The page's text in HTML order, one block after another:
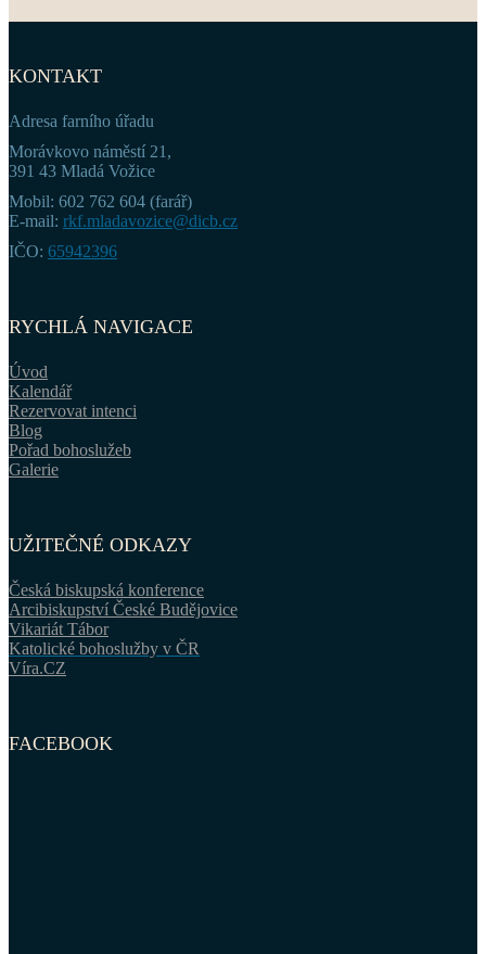
KONTAKT
Adresa farního úřadu
Morávkovo náměstí 21,
391 43 Mladá Vožice
Mobil: 602 762 604 (farář)
E-mail: rkf.mladavozice@dicb.cz
IČO: 65942396
RYCHLÁ NAVIGACE
Úvod
Kalendář
Rezervovat intenci
Blog
Pořad bohoslužeb
Galerie
UŽITEČNÉ ODKAZY
Česká biskupská konference
Arcibiskupství České Budějovice
Vikariát Tábor
Katolické bohoslužby v ČR
Víra.CZ
FACEBOOK